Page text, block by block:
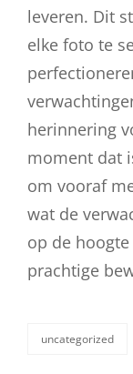
leveren. Dit
elke foto te
herinnering
moment dat
om vooraf
wat de
op de
prachtige
categorieën
uncategorized